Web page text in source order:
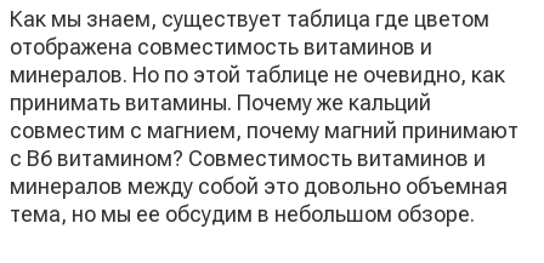
Как мы знаем, существует таблица где цветом
отображена совместимость витаминов и
минералов. Но по этой таблице не очевидно, как
принимать витамины. Почему же кальций
совместим с магнием, почему магний принимают
с В6 витамином? Совместимость витаминов и
минералов между собой это довольно объемная
тема, но мы ее обсудим в небольшом обзоре.